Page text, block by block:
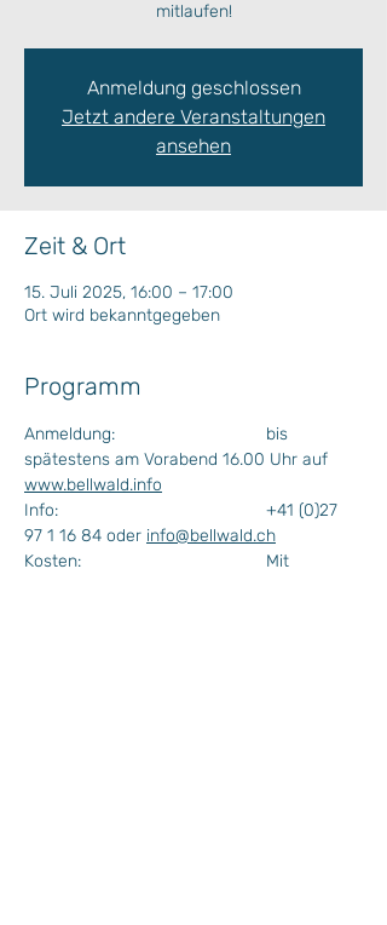
mitlaufen!
Anmeldung geschlossen
Jetzt andere Veranstaltungen
ansehen
Zeit & Ort
15. Juli 2025, 16:00 – 17:00
Ort wird bekanntgegeben
Programm
Anmeldung: 			bis
spätestens am Vorabend 16.00 Uhr auf
www.bellwald.info
Info: 					+41 (0)27
97 1 16 84 oder info@bellwald.ch
Kosten: 				Mit